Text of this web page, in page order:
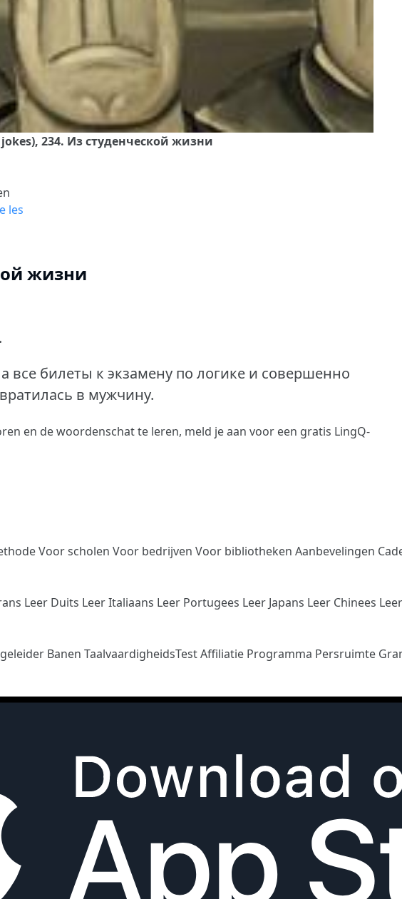
234. Из студенческой жизни
les
жизни
все билеты к экзамену по логике и совершенно
в мужчину.
en de woordenschat te leren, meld je aan voor een gratis LingQ-
Voor scholen Voor bedrijven Voor bibliotheken Aanbevelingen
Leer Duits Leer Italiaans Leer Portugees Leer Japans Leer Chinees
Banen TaalvaardigheidsTestAffiliatie Programma Persruimte